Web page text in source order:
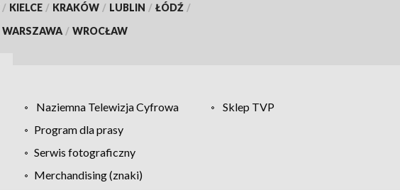
/ KIELCE / KRAKÓW / LUBLIN / ŁÓDŹ /
WARSZAWA / WROCŁAW
Naziemna Telewizja Cyfrowa
Sklep TVP
Program dla prasy
Serwis fotograficzny
Merchandising (znaki)